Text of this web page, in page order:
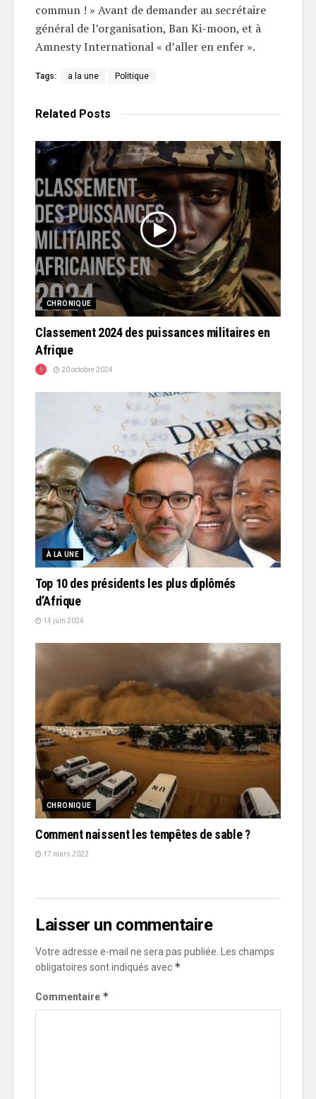
commun ! » Avant de demander au secrétaire
général de l’organisation, Ban Ki-moon, et à
Amnesty International « d’aller en enfer ».
Tags: a la une Politique
Related Posts
CHRONIQUE
Classement 2024 des puissances militaires en
Afrique
20 octobre 2024
À LA UNE
Top 10 des présidents les plus diplômés
d’Afrique
14 juin 2024
CHRONIQUE
Comment naissent les tempêtes de sable ?
17 mars 2022
Laisser un commentaire
Votre adresse e-mail ne sera pas publiée. Les champs
obligatoires sont indiqués avec *
Commentaire *